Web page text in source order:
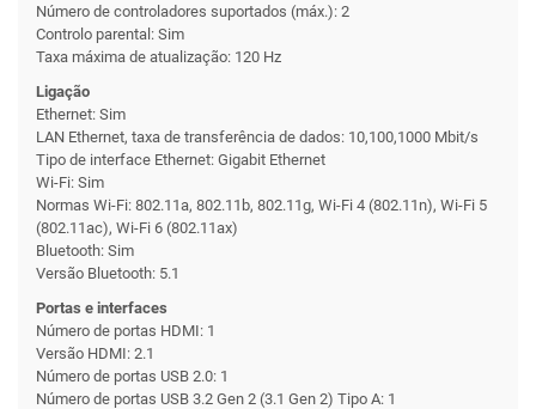
Número de controladores suportados (máx.): 2
Controlo parental: Sim
Taxa máxima de atualização: 120 Hz
Ligação
Ethernet: Sim
LAN Ethernet, taxa de transferência de dados: 10,100,1000 Mbit/s
Tipo de interface Ethernet: Gigabit Ethernet
Wi-Fi: Sim
Normas Wi-Fi: 802.11a, 802.11b, 802.11g, Wi-Fi 4 (802.11n), Wi-Fi 5
(802.11ac), Wi-Fi 6 (802.11ax)
Bluetooth: Sim
Versão Bluetooth: 5.1
Portas e interfaces
Número de portas HDMI: 1
Versão HDMI: 2.1
Número de portas USB 2.0: 1
Número de portas USB 3.2 Gen 2 (3.1 Gen 2) Tipo A: 1